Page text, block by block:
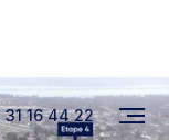
31 16 44 22